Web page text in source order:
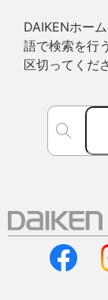
DAIKENホー
語で検索を行
区切ってくだ